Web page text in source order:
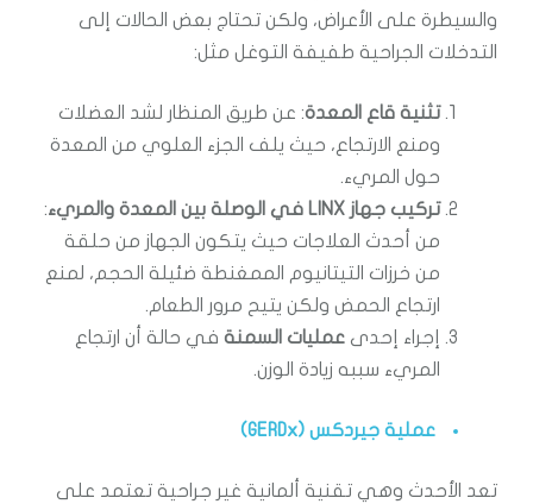
والسيطرة على الأعراض، ولكن تحتاج بعض الحالات إلى
التدخلات الجراحية طفيفة التوغل مثل:
تثنية قاع المعدة: عن طريق المنظار لشد العضلات
ومنع الارتجاع، حيث يلف الجزء العلوي من المعدة
حول المريء.
تركيب جهاز LINX في الوصلة بين المعدة والمريء
:
من أحدث العلاجات حيث يتكون الجهاز من حلقة
من خرزات التيتانيوم الممغنطة ضئيلة الحجم، لمنع
ارتجاع الحمض ولكن يتيح مرور الطعام.
إجراء إحدى عمليات السمنة في حالة أن ارتجاع
المريء سببه زيادة الوزن.
عملية جيردكس (GERDx)
تعد الأحدث وهي تقنية ألمانية غير جراحية تعتمد على